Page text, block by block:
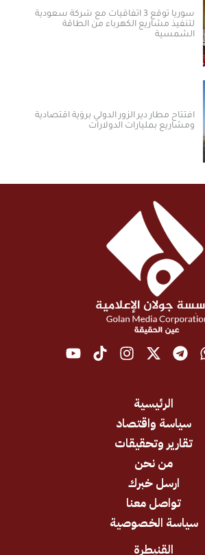
سوريا توقع 3 اتفاقيات مع شركة سعودية
الكهرباء من الطاقة
دير الزور الدولي برؤية اقتصادية
الدولارات
خبرك
معنا